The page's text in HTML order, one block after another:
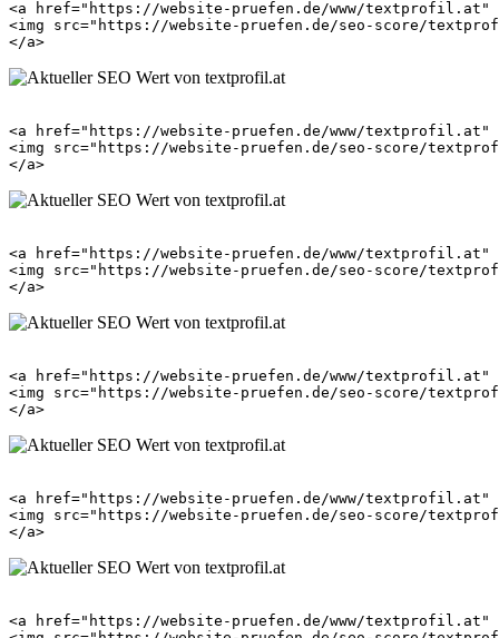
<a href="https://website-pruefen.de/www/
<img src="https://website-pruefen.de/seo-score/
<a href="https://website-pruefen.de/www/
<img src="https://website-pruefen.de/seo-score/
<a href="https://website-pruefen.de/www/
<img src="https://website-pruefen.de/seo-score/
<a href="https://website-pruefen.de/www/
<img src="https://website-pruefen.de/seo-score/
<a href="https://website-pruefen.de/www/
<img src="https://website-pruefen.de/seo-score/
<a href="https://website-pruefen.de/www/